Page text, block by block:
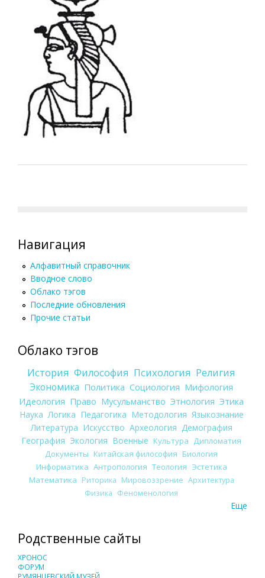
Навигация
Алфавитный справочник
Вводное слово
Облако тэгов
Последние обновления
Прочие статьи
Облако тэгов
История Философия Психология Религия
Экономика Политика Социология Мифология
Идеология Право Мусульманство Этнология Этика
Наука Логика Педагогика Методология Языкознание
Литература Искусство Археология Демография
География Экология Военные Культура
Дипломатия
Документы Китайская философия Биология
Информатика Антропология Теология Эстетика
Математика Риторика Мировоззрение Архитектура
Физика Феноменология
Еще
Родственные сайты
ХРОНОС
ФОРУМ